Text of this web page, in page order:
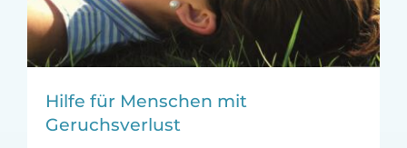
Hilfe für Menschen mit
Geruchsverlust